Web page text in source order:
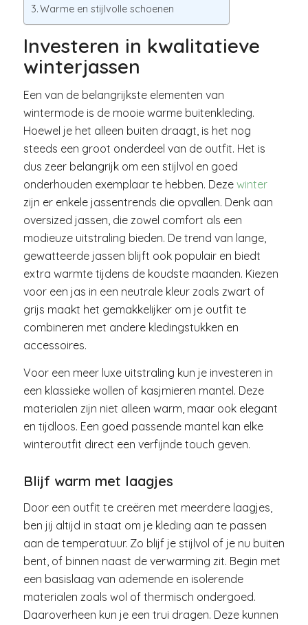
Warme en stijlvolle schoenen
Investeren in kwalitatieve
winterjassen
Een van de belangrijkste elementen van
wintermode is de mooie warme buitenkleding.
Hoewel je het alleen buiten draagt, is het nog
steeds een groot onderdeel van de outfit. Het is
dus zeer belangrijk om een stijlvol en goed
onderhouden exemplaar te hebben. Deze winter
zijn er enkele jassentrends die opvallen. Denk aan
oversized jassen, die zowel comfort als een
modieuze uitstraling bieden. De trend van lange,
gewatteerde jassen blijft ook populair en biedt
extra warmte tijdens de koudste maanden. Kiezen
voor een jas in een neutrale kleur zoals zwart of
grijs maakt het gemakkelijker om je outfit te
combineren met andere kledingstukken en
accessoires.
Voor een meer luxe uitstraling kun je investeren in
een klassieke wollen of kasjmieren mantel. Deze
materialen zijn niet alleen warm, maar ook elegant
en tijdloos. Een goed passende mantel kan elke
winteroutfit direct een verfijnde touch geven.
Blijf warm met laagjes
Door een outfit te creëren met meerdere laagjes,
ben jij altijd in staat om je kleding aan te passen
aan de temperatuur. Zo blijf je stijlvol of je nu buiten
bent, of binnen naast de verwarming zit. Begin met
een basislaag van ademende en isolerende
materialen zoals wol of thermisch ondergoed.
Daaroverheen kun je een trui dragen. Deze kunnen